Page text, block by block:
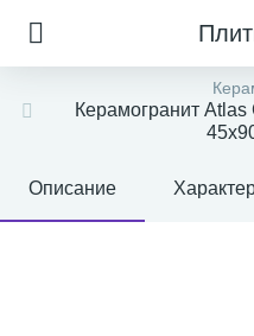
Керамогранит
Описание